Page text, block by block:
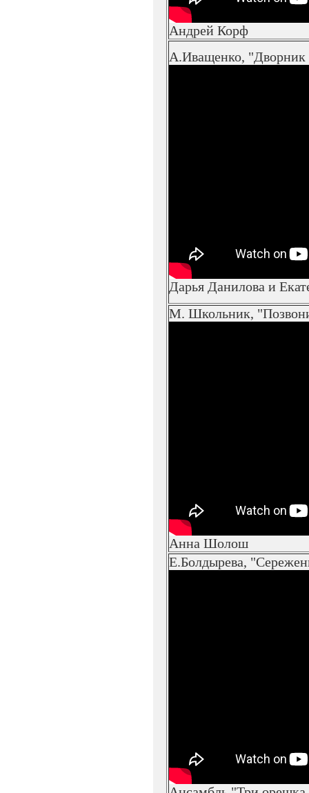
Андрей Корф
А.Иващенко, "Дворник
Дарья Данилова и
М. Школьник,
Анна Шолош
Е.Болдырева,